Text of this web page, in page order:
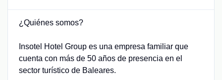
¿Quiénes somos?
Insotel Hotel Group es una empresa familiar que
cuenta con más de 50 años de presencia en el
sector turístico de Baleares.